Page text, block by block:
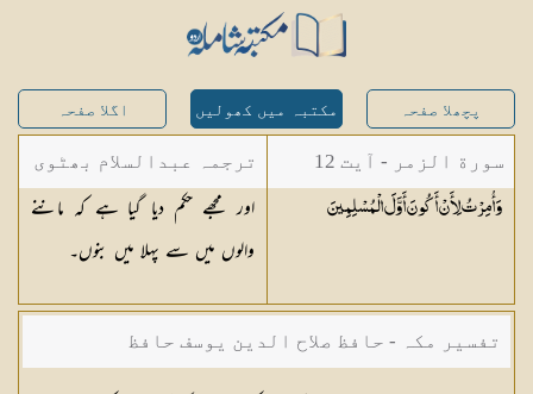
پچھلا صفحہ مکتبہ میں کھولیں اگلا صفحہ
سورة الزمر - آیت 12
وَأُمِرْتُ لِأَنْ أَكُونَ أَوَّلَالْمُسْلِمِينَ
ترجمہ عبدالسلام بھٹوی
- عبدالسلام بن محمد
اور مجھے حکم دیا گیا ہے کہ ماننے
والوں میں سے پہلا میں بنوں۔
تفسیر مکہ - حافظ صلاح الدین یوسف حافظ